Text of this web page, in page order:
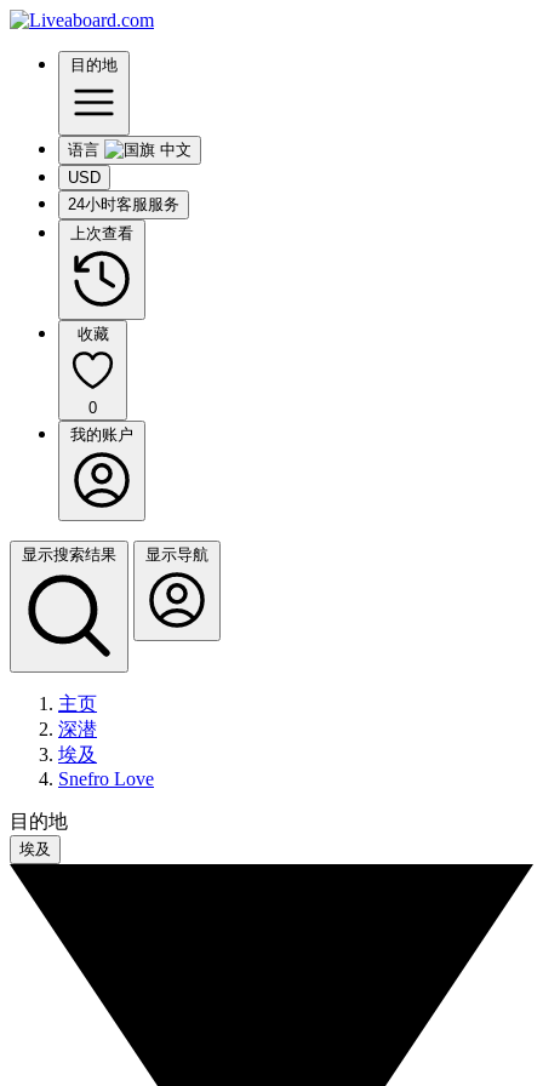
目的地
语言
USD
24小时客服服务
上次查看
收藏
0
我的账户
显示搜索结果 显示导航
主页
深潜
埃及
Snefro Love
目的地
埃及